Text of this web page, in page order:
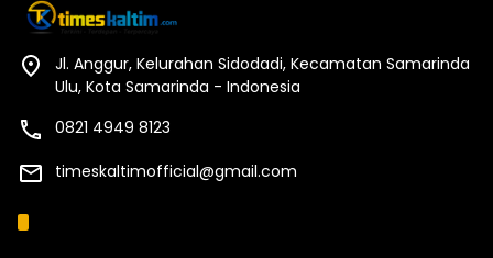
Jl. Anggur, Kelurahan Sidodadi, Kecamatan Samarinda
Ulu, Kota Samarinda - Indonesia
0821 4949 8123
timeskaltimofficial@gmail.com